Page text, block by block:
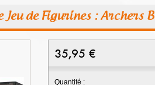
Jeu de Figurines : Archers
35,95 €
Quantité :